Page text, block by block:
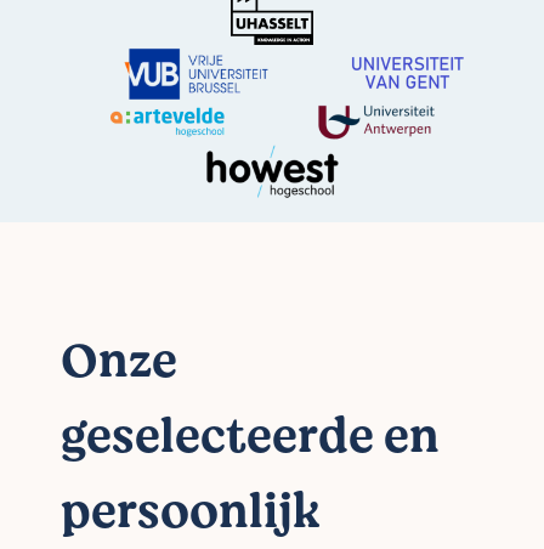
Onze
geselecteerde en
persoonlijk